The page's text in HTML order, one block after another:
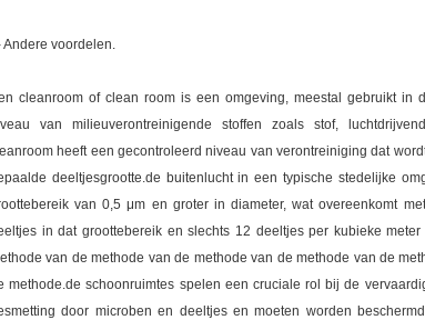
Andere voordelen.
cleanroom of clean room is een omgeving, meestal gebruikt in
van milieuverontreinigende stoffen zoals stof,
heeft een gecontroleerd niveau van verontreiniging dat
deeltjesgrootte.de buitenlucht in een typische stedelijke
van 0,5 μm en groter in diameter, wat overeenkomt
in dat groottebereik en slechts 12 deeltjes per kubieke
van de methode van de methode van de methode van de
methode.de schoonruimtes spelen een cruciale rol bij de
door microben en deeltjes en moeten worden